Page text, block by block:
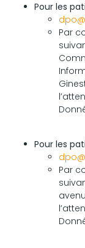
Pour les
Par
Pour les
Par